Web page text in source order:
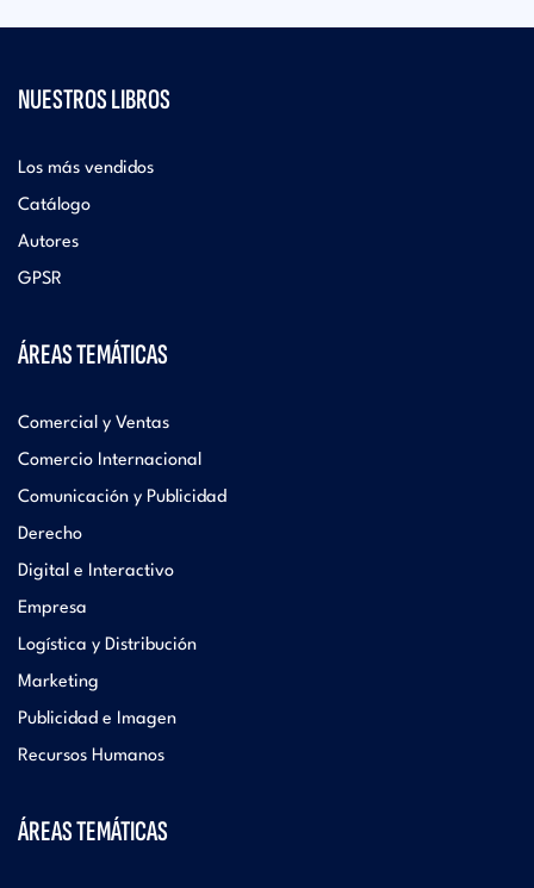
NUESTROS LIBROS
Los más vendidos
Catálogo
Autores
GPSR
ÁREAS TEMÁTICAS
Comercial y Ventas
Comercio Internacional
Comunicación y Publicidad
Derecho
Digital e Interactivo
Empresa
Logística y Distribución
Marketing
Publicidad e Imagen
Recursos Humanos
ÁREAS TEMÁTICAS